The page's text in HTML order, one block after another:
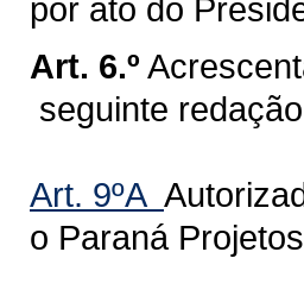
por ato do
Art. 6.º
seguinte
Art. 9ºA
o Paraná